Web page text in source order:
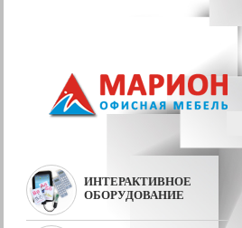
ИНТЕРАКТИВНОЕ
ОБОРУДОВАНИЕ